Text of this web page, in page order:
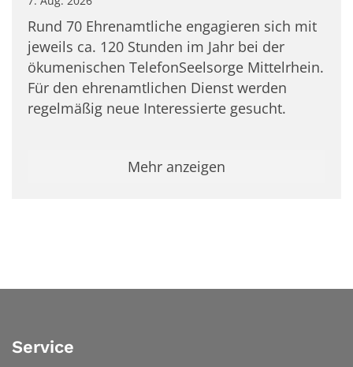
Rund 70 Ehrenamtliche engagieren sich mit
jeweils ca. 120 Stunden im Jahr bei der
ökumenischen TelefonSeelsorge Mittelrhein.
Für den ehrenamtlichen Dienst werden
regelmäßig neue Interessierte gesucht.
Mehr anzeigen
Service